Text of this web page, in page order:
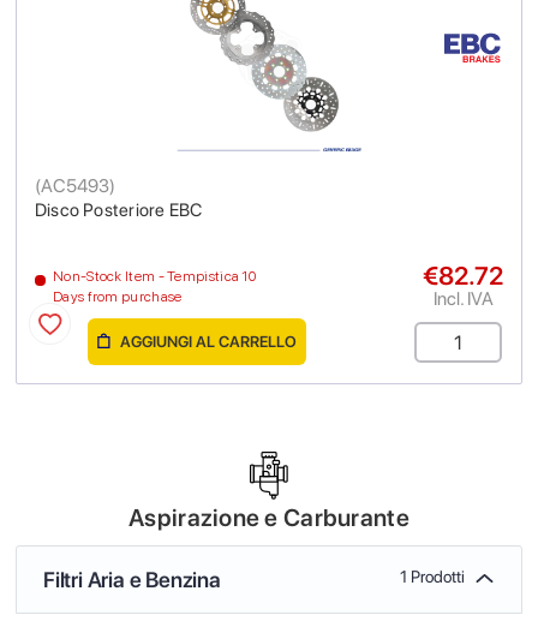
Disco Posteriore EBC
(AC5493)
Non-Stock Item - Tempistica 10
Days from purchase
€82.72
Incl. IVA
AGGIUNGI AL CARRELLO
Aspirazione e Carburante
Filtri Aria e Benzina 1 Prodotti